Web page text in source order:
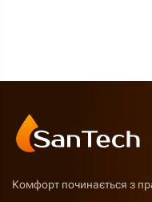
Комфорт починається з